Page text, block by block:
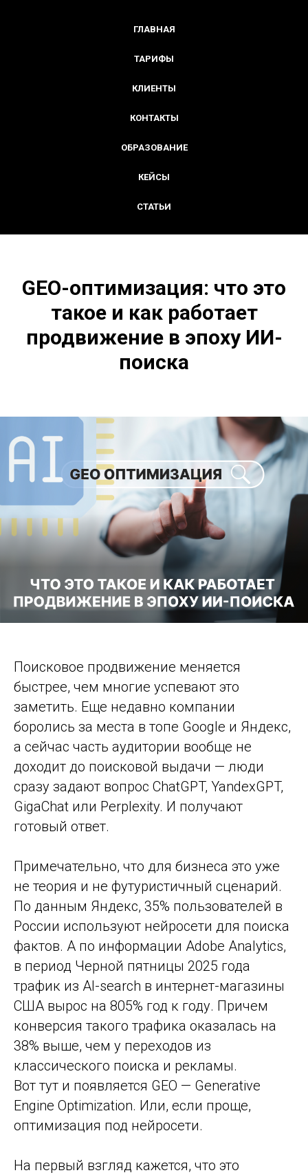
ГЛАВНАЯ
ТАРИФЫ
КЛИЕНТЫ
КОНТАКТЫ
ОБРАЗОВАНИЕ
КЕЙСЫ
СТАТЬИ
GEO-оптимизация: что это
такое и как работает
продвижение в эпоху ИИ-
поиска
Поисковое продвижение меняется
быстрее, чем многие успевают это
заметить. Еще недавно компании
боролись за места в топе Google и Яндекс,
а сейчас часть аудитории вообще не
доходит до поисковой выдачи — люди
сразу задают вопрос ChatGPT, YandexGPT,
GigaChat или Perplexity. И получают
готовый ответ.
Примечательно, что для бизнеса это уже
не теория и не футуристичный сценарий.
По данным Яндекс, 35% пользователей в
России используют нейросети для поиска
фактов. А по информации Adobe Analytics,
в период Черной пятницы 2025 года
трафик из AI-search в интернет-магазины
США вырос на 805% год к году. Причем
конверсия такого трафика оказалась на
38% выше, чем у переходов из
классического поиска и рекламы.
Вот тут и появляется GEO — Generative
Engine Optimization. Или, если проще,
оптимизация под нейросети.
На первый взгляд кажется, что это